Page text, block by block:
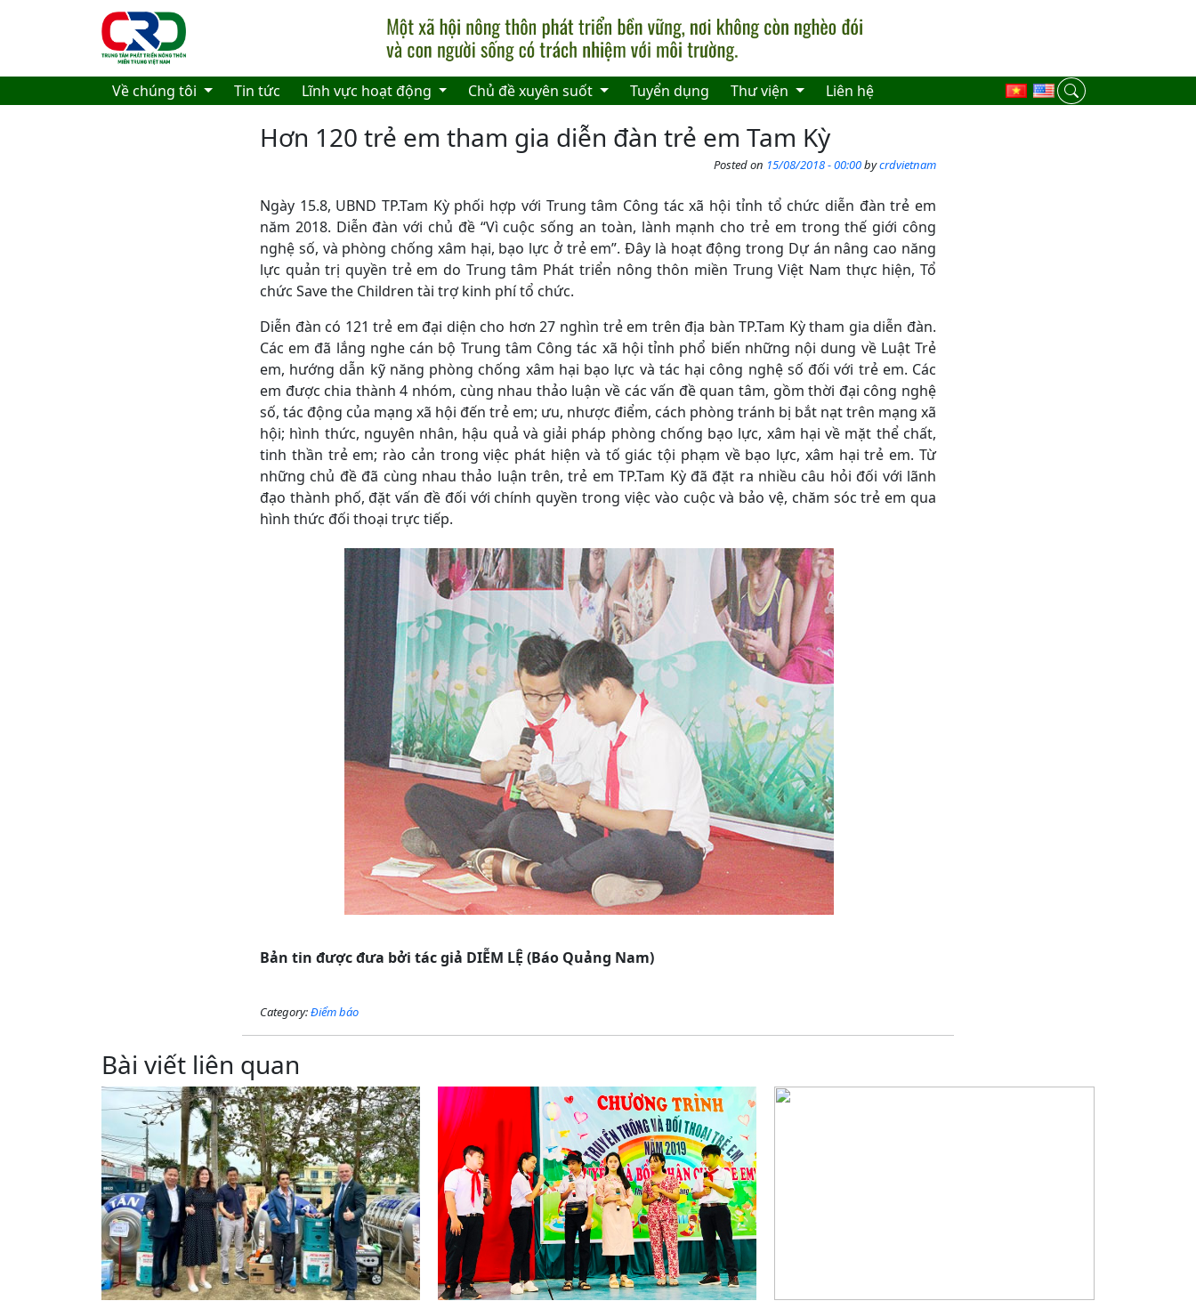
Skip to main content
Về chúng tôi Tin tức Lĩnh vực hoạt động Chủ đề xuyên suốt Tuyển dụng Thư viện Liên hệ
Hơn 120 trẻ em tham gia diễn đàn trẻ em Tam Kỳ
Posted on 15/08/2018 - 00:00bycrdvietnam
Ngày 15.8, UBND TP.Tam Kỳ phối hợp với Trung tâm Công tác xã hội tỉnh tổ chức diễn đàn trẻ em
năm 2018. Diễn đàn với chủ đề “Vì cuộc sống an toàn, lành mạnh cho trẻ em trong thế giới công
nghệ số, và phòng chống xâm hại, bạo lực ở trẻ em”. Đây là hoạt động trong Dự án nâng cao năng
lực quản trị quyền trẻ em do Trung tâm Phát triển nông thôn miền Trung Việt Nam thực hiện, Tổ
chức Save the Children tài trợ kinh phí tổ chức.
Diễn đàn có 121 trẻ em đại diện cho hơn 27 nghìn trẻ em trên địa bàn TP.Tam Kỳ tham gia diễn đàn.
Các em đã lắng nghe cán bộ Trung tâm Công tác xã hội tỉnh phổ biến những nội dung về Luật Trẻ
em, hướng dẫn kỹ năng phòng chống xâm hại bạo lực và tác hại công nghệ số đối với trẻ em. Các
em được chia thành 4 nhóm, cùng nhau thảo luận về các vấn đề quan tâm, gồm thời đại công nghệ
số, tác động của mạng xã hội đến trẻ em; ưu, nhược điểm, cách phòng tránh bị bắt nạt trên mạng xã
hội; hình thức, nguyên nhân, hậu quả và giải pháp phòng chống bạo lực, xâm hại về mặt thể chất,
tinh thần trẻ em; rào cản trong việc phát hiện và tố giác tội phạm về bạo lực, xâm hại trẻ em. Từ
những chủ đề đã cùng nhau thảo luận trên, trẻ em TP.Tam Kỳ đã đặt ra nhiều câu hỏi đối với lãnh
đạo thành phố, đặt vấn đề đối với chính quyền trong việc vào cuộc và bảo vệ, chăm sóc trẻ em qua
hình thức đối thoại trực tiếp.
Bản tin được đưa bởi tác giả DIỄM LỆ (Báo Quảng Nam)
Category:Điểm báo
Bài viết liên quan